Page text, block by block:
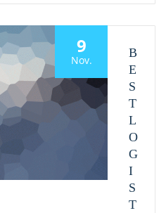
9
Nov.
B
E
S
T
L
O
G
I
S
T